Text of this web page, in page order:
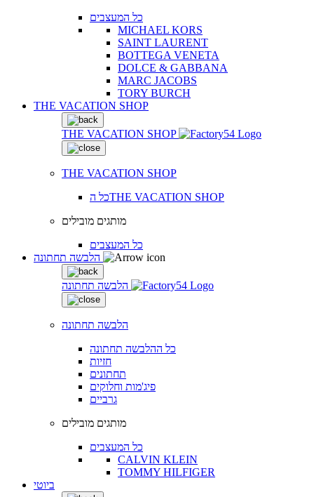
כל המעצבים
MICHAEL KORS
SAINT LAURENT
BOTTEGA VENETA
DOLCE & GABBANA
MARC JACOBS
TORY BURCH
THE VACATION SHOP
THE VACATION SHOP
THE VACATION SHOP
כל הTHE VACATION SHOP
מותגים מובילים
כל המעצבים
הלבשה תחתונה
הלבשה תחתונה
כל ההלבשה תחתונה
חזיות
תחתונים
פיג'מות וחלוקים
גרביים
מותגים מובילים
כל המעצבים
CALVIN KLEIN
TOMMY HILFIGER
ביוטי